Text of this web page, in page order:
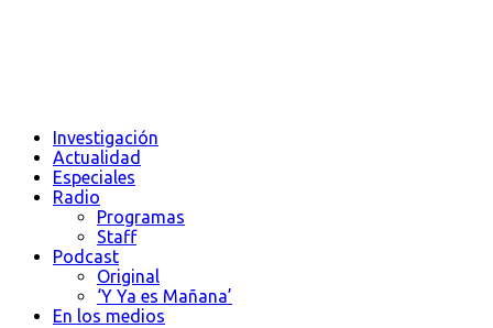
Investigación
Actualidad
Especiales
Radio
Programas
Staff
Podcast
Original
‘Y Ya es Mañana’
En los medios